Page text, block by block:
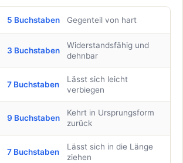
5 Buchstaben Gegenteil von hart
3 Buchstaben
Widerstandsfähig und
dehnbar
7 Buchstaben
Lässt sich leicht
verbiegen
9 Buchstaben
Kehrt in Ursprungsform
zurück
7 Buchstaben
Lässt sich in die Länge
ziehen